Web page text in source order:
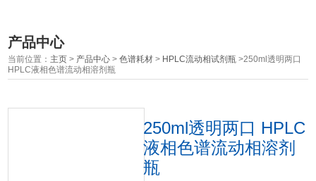
产品中心
当前位置： 主页 > 产品中心 >色谱耗材 > HPLC流动相试剂瓶 >250ml透明两口
HPLC液相色谱流动相溶剂瓶
250ml透明两口 HPLC
液相色谱流动相溶剂
瓶